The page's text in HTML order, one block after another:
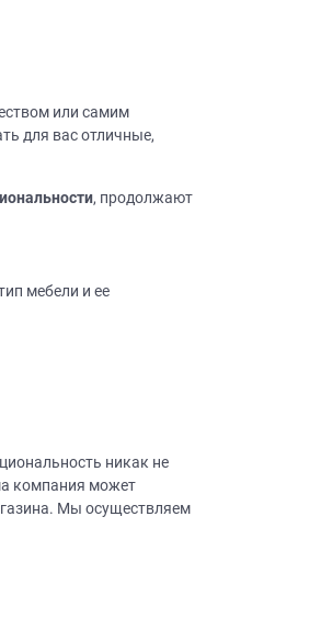
или самим
для вас отличные,
, продолжают
мебели и ее
никак не
компания может
Мы осуществляем